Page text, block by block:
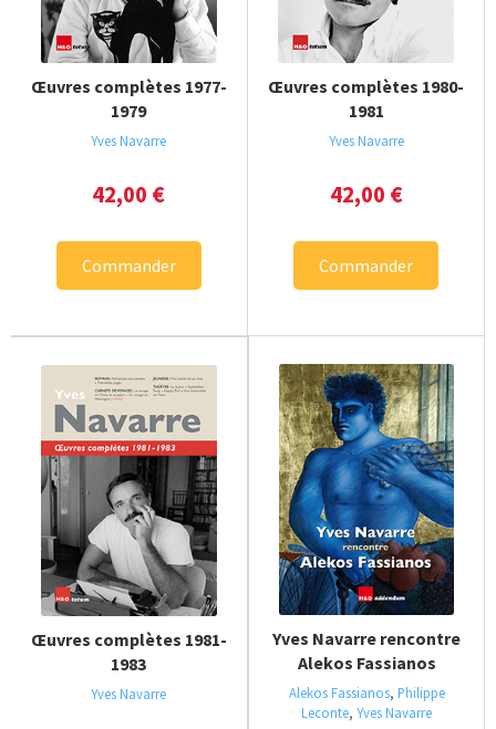
Œuvres complètes 1977-
1979
Yves Navarre
42,00 €
Commander
Œuvres complètes 1980-
1981
Yves Navarre
42,00 €
Commander
Œuvres complètes 1981-
1983
Yves Navarre
Yves Navarre rencontre
Alekos Fassianos
Alekos Fassianos, Philippe
Leconte,Yves Navarre